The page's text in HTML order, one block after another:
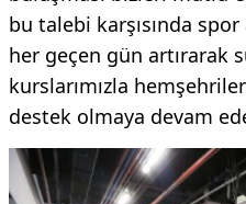
bu talebi karşısında
her geçen gün artırarak
kurslarımızla
destek olmaya devam